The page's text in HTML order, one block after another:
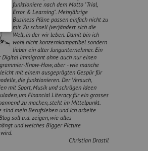
funktioniere nach dem Motto "Trial,
Error & Learning". Mehrjährige
Business Pläne passen einfach nicht zu
mir. Zu schnell (ver)ändert sich die
Welt, in der wir leben. Damit bin ich
wohl nicht konzernkompatibel sondern
lieber ein alter Jungunternehmer. Ein
Digital Immigrant ohne auch nur einen
Know-How, aber - wie manche
mit einem ausgeprägten Gespür für
die funktionieren. Der Versuch,
mit Sport, Musik und schrägen Ideen
um Financial Literacy für ein grosses
zu machen, steht im Mittelpunkt.
sind mein Berufsleben und ich arbeite
soll u.a. zeigen, wie alles
und welches Bigger Picture
Christian Drastil